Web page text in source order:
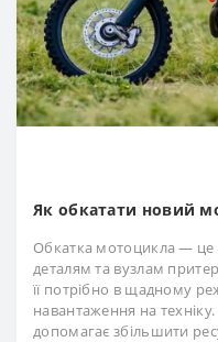
Як обкатати новий
Обкатка мотоцикла — це
деталям та вузлам
її потрібно в щадному
навантаження на
допомагає збільшити